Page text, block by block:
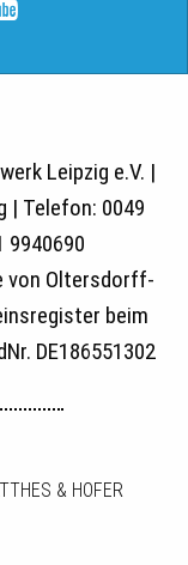
Leipzig e.V. |
| Telefon: 0049
9940690
von Oltersdorff-
beim
DE186551302
& HOFER